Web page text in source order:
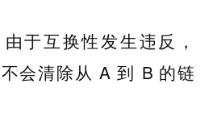
于互换性发生违反，
会清除从 A 到 B 的链